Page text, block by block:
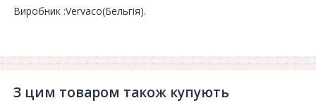
Виробник :Vervaco(Бельгія).
З цим товаром також купують